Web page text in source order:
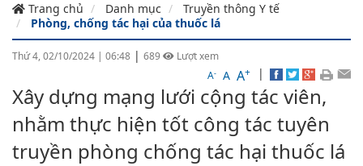
Trang chủ Danh mục
Truyền thông Y tế
Phòng, chống tác hại của thuốc lá
Thứ 4, 02/10/2024 | 06:48 | 689
Lượt xem
A- A A+ |
Xây dựng mạng lưới cộng tác viên,
nhằm thực hiện tốt công tác tuyên
truyền phòng chống tác hại thuốc lá